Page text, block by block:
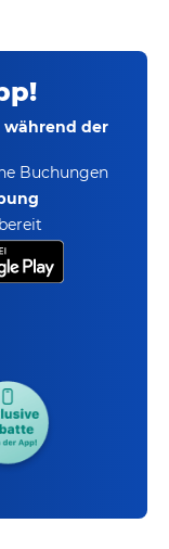
während der
Buchungen